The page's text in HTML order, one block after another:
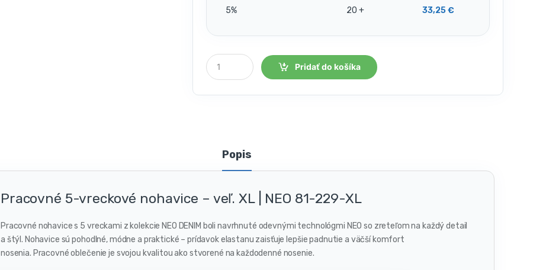
5% 20 + 33,25€
P
o
č
Pridať do košíka
Popis
Pracovné 5-vreckové nohavice – veľ. XL | NEO 81-229-XL
Pracovné nohavice s 5 vreckami z kolekcie NEO DENIM boli navrhnuté odevnými technológmi NEO so zreteľom na každý detail
a štýl. Nohavice sú pohodlné, módne a praktické – prídavok elastanu zaisťuje lepšie padnutie a väčší komfort
nosenia. Pracovné oblečenie je svojou kvalitou ako stvorené na každodenné nosenie.